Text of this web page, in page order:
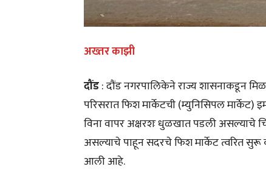
अख्तर काझी
दौंड: दौंड नगरपालिकेने राज्य शासनाकडून
परिसरात फिश मार्केटची (म्युनिसिपल मार्केट)
विना वापर अक्षरशः धुळखात पडली असल्याचे
असल्याचे पाहून सदरचे फिश मार्केट त्वरित सुरू
आली आहे.